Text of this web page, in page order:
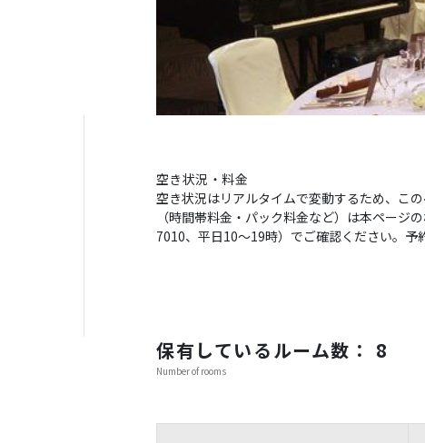
空き状況・料金
空き状況はリアルタイムで変動するため、こ
（時間帯料金・パック料金など）は本ペー
7010、平日10〜19時）でご確認ください。予
保有しているルーム数： 8
Number of rooms